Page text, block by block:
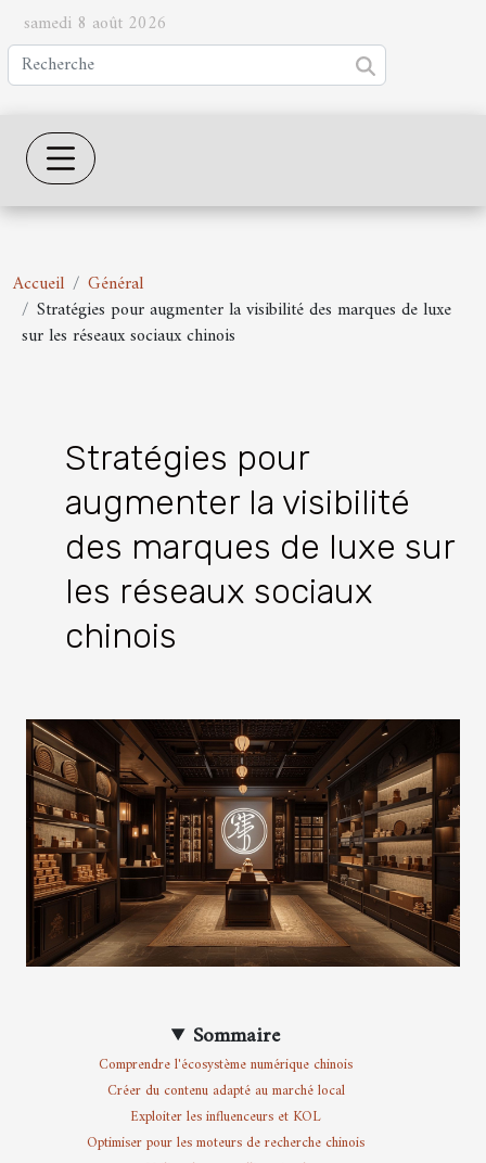
samedi 8 août 2026
Accueil
Général
Stratégies pour augmenter la visibilité des marques de luxe
sur les réseaux sociaux chinois
Stratégies pour
augmenter la visibilité
des marques de luxe sur
les réseaux sociaux
chinois
Sommaire
Comprendre l'écosystème numérique chinois
Créer du contenu adapté au marché local
Exploiter les influenceurs et KOL
Optimiser pour les moteurs de recherche chinois